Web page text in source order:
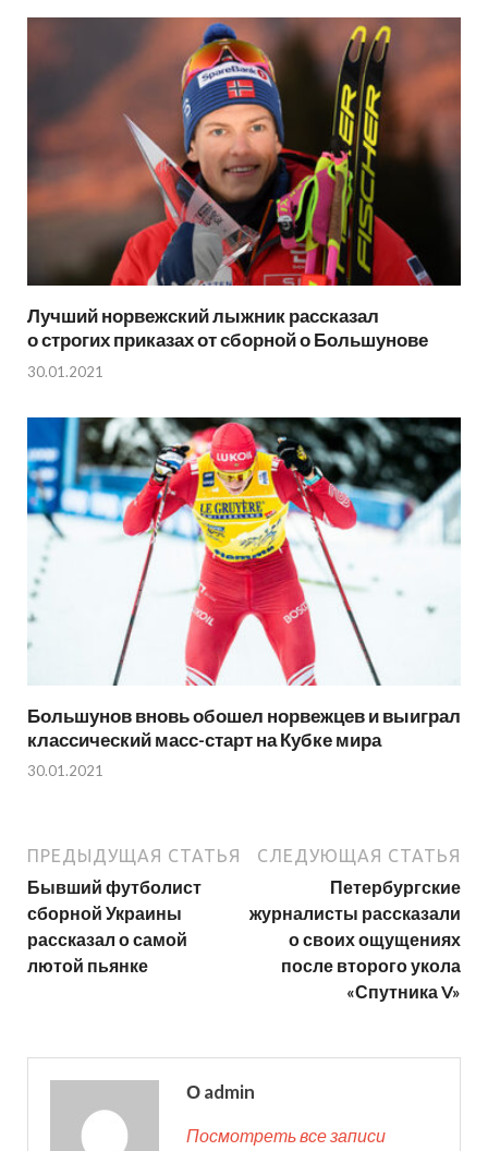
Лучший норвежский лыжник рассказал
о строгих приказах от сборной о Большунове
30.01.2021
Большунов вновь обошел норвежцев и выиграл
классический масс-старт на Кубке мира
30.01.2021
ПРЕДЫДУЩАЯ СТАТЬЯ
Бывший футболист
сборной Украины
рассказал о самой
лютой пьянке
СЛЕДУЮЩАЯ СТАТЬЯ
Петербургские
журналисты рассказали
о своих ощущениях
после второго укола
«Спутника V»
О admin
Посмотреть все записи